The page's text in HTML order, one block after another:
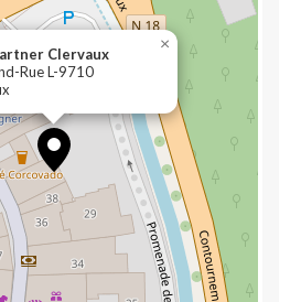
Clervaux
Rue L-9710
×